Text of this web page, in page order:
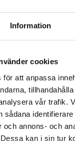
Information
cookies
för att anpassa
vår trafik.
sådana
och annons- och
kan i sin tur
i sjön –
på
Snart 20 år
grunderna
fel: